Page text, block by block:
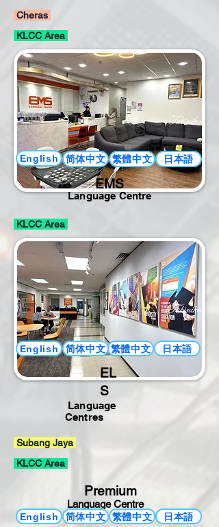
Cheras
KLCC Area
EMS
Language Centre
English 简体中文 繁體中文 日本語
KLCC Area
EL
S
Language
Centres
English 简体中文 繁體中文 日本語
Subang Jaya
KLCC Area
Premium
Language Centre
English 简体中文 繁體中文 日本語